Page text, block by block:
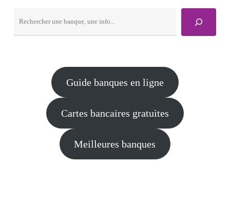
Guide banques en ligne
Cartes bancaires gratuites
Meilleures banques